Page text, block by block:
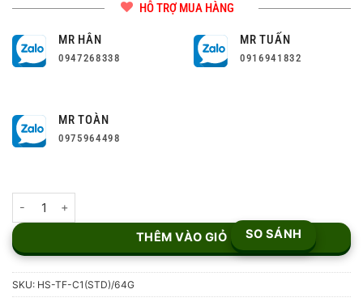
HỖ TRỢ MUA HÀNG
MR HÂN
0947268338
MR TUẤN
0916941832
MR TOÀN
0975964498
THÊM VÀO GIỎ SO SÁNH
SKU: HS-TF-C1(STD)/64G